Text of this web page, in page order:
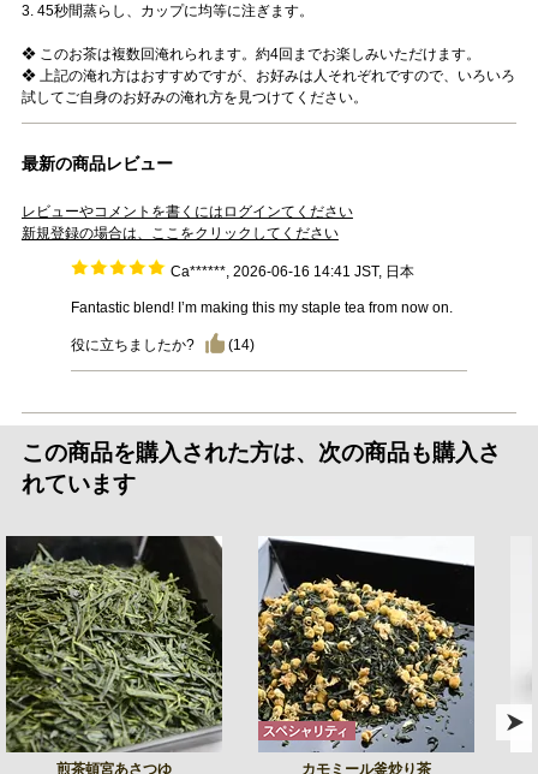
3. 45秒間蒸らし、カップに均等に注ぎます。
❖ このお茶は複数回淹れられます。約4回までお楽しみいただけます。
❖ 上記の淹れ方はおすすめですが、お好みは人それぞれですので、いろいろ
試してご自身のお好みの淹れ方を見つけてください。
最新の商品レビュー
レビューやコメントを書くにはログインてください
新規登録の場合は、ここをクリックしてください
Ca******, 2026-06-16 14:41 JST, 日本
Fantastic blend! I’m making this my staple tea from now on.
役に立ちましたか? (14)
この商品を購入された方は、次の商品も購入さ
れています
煎茶頓宮あさつゆ
カモミール釜炒り茶